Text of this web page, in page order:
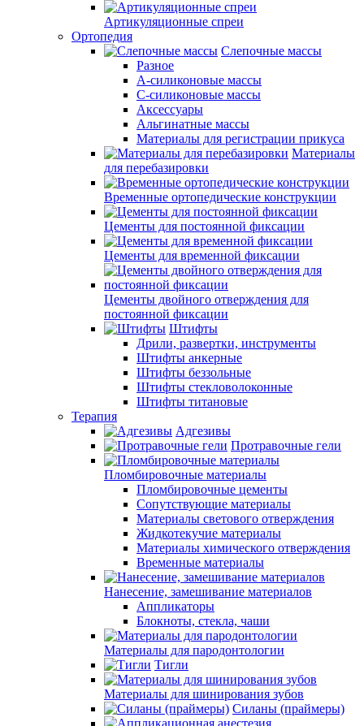
Артикуляционные спреи
Ортопедия
Слепочные массы
Разное
А-силиконовые массы
С-силиконовые массы
Аксессуары
Альгинатные массы
Материалы для регистрации прикуса
Материалы
для перебазировки
Временные ортопедические конструкции
Цементы для постоянной фиксации
Цементы для временной фиксации
Цементы двойного отверждения для
постоянной фиксации
Штифты
Дрили, развертки, инструменты
Штифты анкерные
Штифты беззольные
Штифты стекловолоконные
Штифты титановые
Терапия
Адгезивы
Протравочные гели
Пломбировочные материалы
Пломбировочные цементы
Сопутствующие материалы
Материалы светового отверждения
Жидкотекучие материалы
Материалы химического отверждения
Временные материалы
Нанесение, замешивание материалов
Аппликаторы
Блокноты, стекла, чаши
Материалы для пародонтологии
Тигли
Материалы для шинирования зубов
Силаны (праймеры)